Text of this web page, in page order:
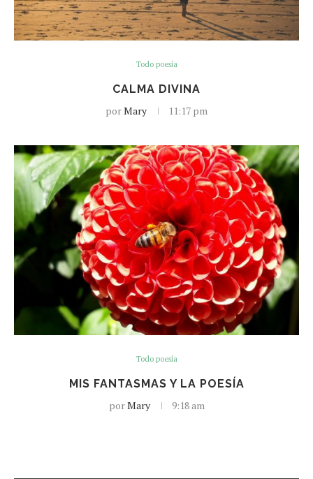
Todo poesía
CALMA DIVINA
porMary 11:17 pm
Todo poesía
MIS FANTASMAS Y LA POESÍA
porMary 9:18 am